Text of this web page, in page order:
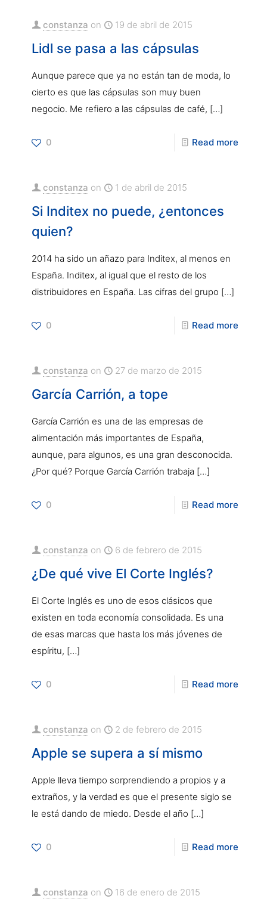
constanza on 19 de abril de 2015
Lidl se pasa a las cápsulas
Aunque parece que ya no están tan de moda, lo
cierto es que las cápsulas son muy buen
negocio. Me refiero a las cápsulas de café, […]
0 Read more
constanza on 1 de abril de 2015
Si Inditex no puede, ¿entonces
quien?
2014 ha sido un añazo para Inditex, al menos en
España. Inditex, al igual que el resto de los
distribuidores en España. Las cifras del grupo […]
0 Read more
constanza on 27 de marzo de 2015
García Carrión, a tope
García Carrión es una de las empresas de
alimentación más importantes de España,
aunque, para algunos, es una gran desconocida.
¿Por qué? Porque García Carrión trabaja […]
0 Read more
constanza on 6 de febrero de 2015
¿De qué vive El Corte Inglés?
El Corte Inglés es uno de esos clásicos que
existen en toda economía consolidada. Es una
de esas marcas que hasta los más jóvenes de
espíritu, […]
0 Read more
constanza on 2 de febrero de 2015
Apple se supera a sí mismo
Apple lleva tiempo sorprendiendo a propios y a
extraños, y la verdad es que el presente siglo se
le está dando de miedo. Desde el año […]
0 Read more
constanza on 16 de enero de 2015